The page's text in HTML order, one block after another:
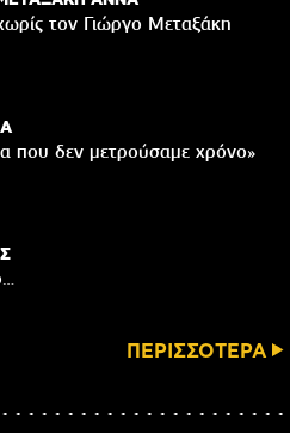
τον Γιώργο Μεταξάκη
που δεν μετρούσαμε χρόνο»
ΠΕΡΙΣΣΟΤΕΡΑ